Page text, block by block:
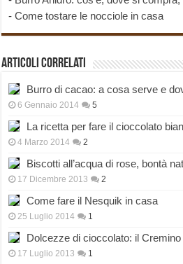
-Come tostare le nocciole in casa
Articoli correlati
Burro di cacao: a cosa serve e
6 Gennaio 2014 5
La ricetta per fare il cioccolato
4 Marzo 2014 2
Biscotti all’acqua di rose, bontà
17 Dicembre 2013 2
Come fare il Nesquik in casa
25 Luglio 2014 1
Dolcezze di cioccolato: il Cremino
17 Luglio 2013 1